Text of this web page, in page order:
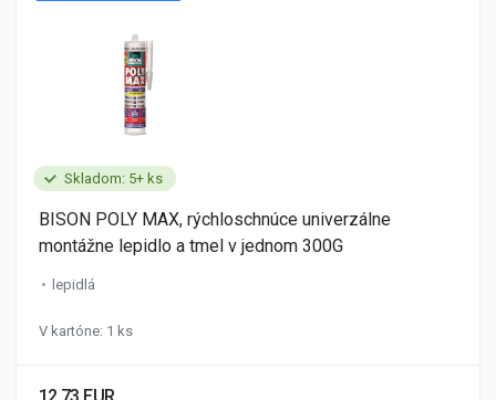
Skladom: 5+ ks
BISON POLY MAX, rýchloschnúce univerzálne
montážne lepidlo a tmel v jednom 300G
lepidlá
V kartóne: 1 ks